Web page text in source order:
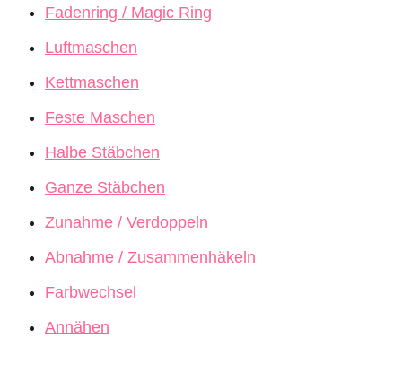
Fadenring / Magic Ring
Luftmaschen
Kettmaschen
Feste Maschen
Halbe Stäbchen
Ganze Stäbchen
Zunahme / Verdoppeln
Abnahme / Zusammenhäkeln
Farbwechsel
Annähen